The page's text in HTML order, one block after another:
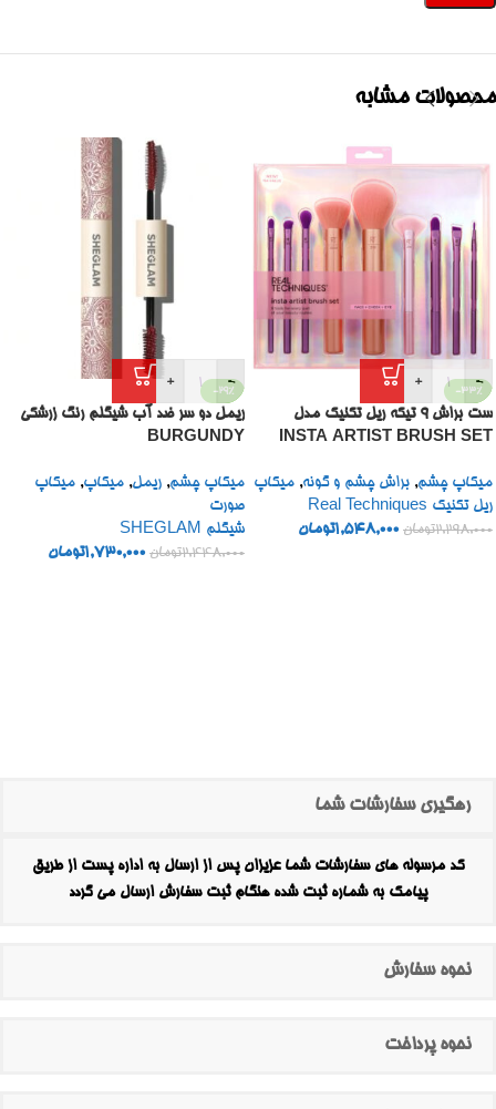
محصولات مشابه
-33%
-
+
ست براش 9 تیکه ریل تکنیک مدل
INSTA ARTIST BRUSH SET
میکاپ چشم, براش چشم و گونه, میکاپ
ریل تکنیک Real Techniques
2,298,000تومان 1,548,000تومان
-29%
-
+
ریمل دو سر ضد آب شیگلم رنگ زرشکی
BURGUNDY
میکاپ چشم, ریمل, میکاپ, میکاپ
صورت
شیگلم SHEGLAM
2,448,000تومان 1,730,000تومان
رهگیری سفارشات شما
کد مرسوله های سفارشات شما عزیزان پس از ارسال به اداره پست از طریق
پیامک به شماره ثبت شده هنگام ثبت سفارش ارسال می گردد
نحوه سفارش
نحوه پرداخت